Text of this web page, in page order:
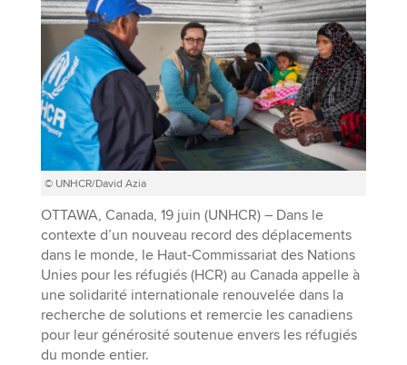
© UNHCR/David Azia
OTTAWA, Canada, 19 juin (UNHCR) – Dans le
contexte d’un nouveau record des déplacements
dans le monde, le Haut-Commissariat des Nations
Unies pour les réfugiés (HCR) au Canada appelle à
une solidarité internationale renouvelée dans la
recherche de solutions et remercie les canadiens
pour leur générosité soutenue envers les réfugiés
du monde entier.